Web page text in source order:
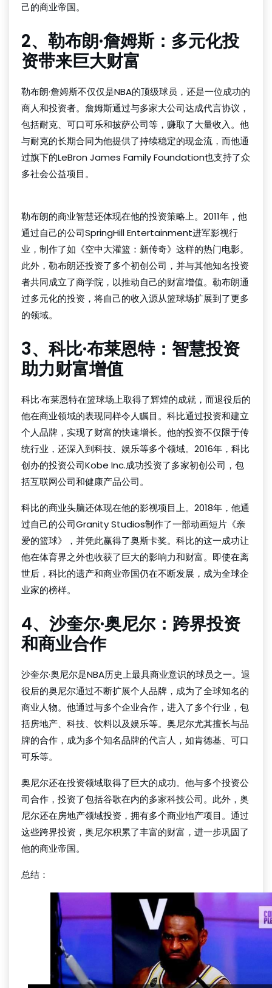
己的商业帝国。
2、勒布朗·詹姆斯：多元化投
资带来巨大财富
勒布朗·詹姆斯不仅仅是NBA的顶级球员，还是一位成功的
商人和投资者。詹姆斯通过与多家大公司达成代言协议，
包括耐克、可口可乐和披萨公司等，赚取了大量收入。他
与耐克的长期合同为他提供了持续稳定的现金流，而他通
过旗下的LeBron James Family Foundation也支持了众
多社会公益项目。
勒布朗的商业智慧还体现在他的投资策略上。2011年，他
通过自己的公司SpringHill Entertainment进军影视行
业，制作了如《空中大灌篮：新传奇》这样的热门电影。
此外，勒布朗还投资了多个初创公司，并与其他知名投资
者共同成立了商学院，以推动自己的财富增值。勒布朗通
过多元化的投资，将自己的收入源从篮球场扩展到了更多
的领域。
3、科比·布莱恩特：智慧投资
助力财富增值
科比·布莱恩特在篮球场上取得了辉煌的成就，而退役后的
他在商业领域的表现同样令人瞩目。科比通过投资和建立
个人品牌，实现了财富的快速增长。他的投资不仅限于传
统行业，还深入到科技、娱乐等多个领域。2016年，科比
创办的投资公司Kobe Inc.成功投资了多家初创公司，包
括互联网公司和健康产品公司。
科比的商业头脑还体现在他的影视项目上。2018年，他通
过自己的公司Granity Studios制作了一部动画短片《亲
爱的篮球》，并凭此赢得了奥斯卡奖。科比的这一成功让
他在体育界之外也收获了巨大的影响力和财富。即使在离
世后，科比的遗产和商业帝国仍在不断发展，成为全球企
业家的榜样。
4、沙奎尔·奥尼尔：跨界投资
和商业合作
沙奎尔·奥尼尔是NBA历史上最具商业意识的球员之一。退
役后的奥尼尔通过不断扩展个人品牌，成为了全球知名的
商业人物。他通过与多个企业合作，进入了多个行业，包
括房地产、科技、饮料以及娱乐等。奥尼尔尤其擅长与品
牌的合作，成为多个知名品牌的代言人，如肯德基、可口
可乐等。
奥尼尔还在投资领域取得了巨大的成功。他与多个投资公
司合作，投资了包括谷歌在内的多家科技公司。此外，奥
尼尔还在房地产领域投资，拥有多个商业地产项目。通过
这些跨界投资，奥尼尔积累了丰富的财富，进一步巩固了
他的商业帝国。
总结：